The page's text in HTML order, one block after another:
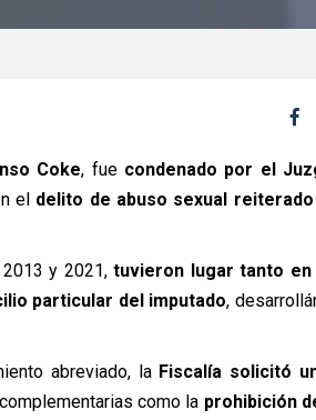
Coke, fue condenado por el
eldelito de abuso sexual
y 2021,tuvieron lugar tanto en
particular del imputado,
abreviado, la Fiscalía solicitó
como la prohibición